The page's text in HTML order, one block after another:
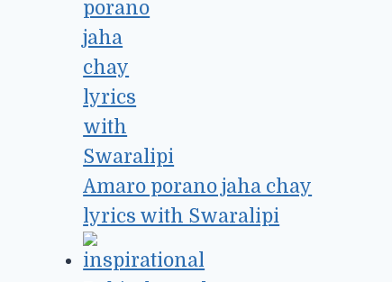
Amaro porano jaha chay
lyrics with Swaralipi